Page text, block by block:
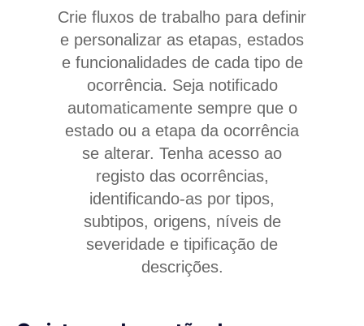
Crie fluxos de trabalho para definir
e personalizar as etapas, estados
e funcionalidades de cada tipo de
ocorrência. Seja notificado
automaticamente sempre que o
estado ou a etapa da ocorrência
se alterar. Tenha acesso ao
registo das ocorrências,
identificando-as por tipos,
subtipos, origens, níveis de
severidade e tipificação de
descrições.